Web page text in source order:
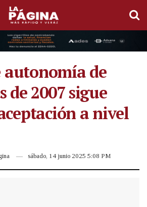
autonomía de
de 2007 sigue
a nivel
sábado, 14 junio 2025 5:08 PM